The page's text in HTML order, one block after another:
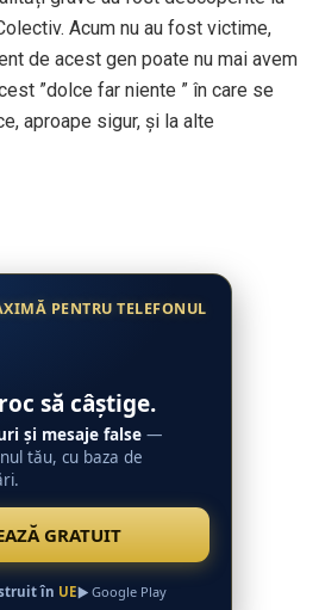
Acum nu au fost victime,
de acest gen poate nu mai avem
”dolce far niente ” în care se
aproape sigur, și la alte
PENTRU TELEFONUL
să câștige.
și mesaje false —
tău, cu baza de
GRATUIT
în UE Google Play